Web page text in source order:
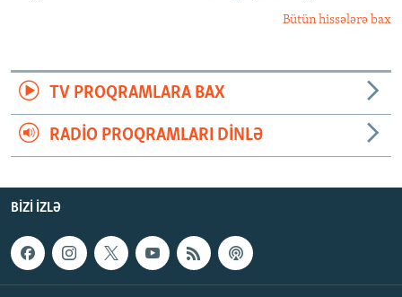
Bütün hissələrə bax
TV PROQRAMLARA BAX
RADIO PROQRAMLARI DINLƏ
BIZI IZLƏ